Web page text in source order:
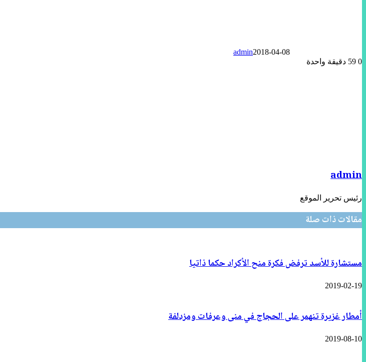
admin2018-04-08
0
دقيقة واحدة
admin
رئيس تحرير الموقع
مقالات ذات صلة
مستشارة للأسد ترفض فكرة منح الأكراد حكما ذاتيا
2019-02-19
أمطار غزيرة تنهمر على الحجاج في منى وعرفات ومزدلفة
2019-08-10